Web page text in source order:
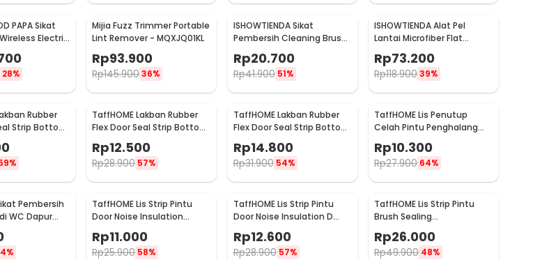
PAPA Sikat
Electric
28%
Mijia Fuzz Trimmer Portable
Lint Remover - MQXJQ01KL
Rp93.900
Rp145.90036%
ISHOWTIENDA Sikat
Pembersih Cleaning Brush
Dispenser Sabun Air -
S0026
Rp20.700
Rp41.900 51%
ISHOWTIENDA Alat Pel
Lantai Microfiber Flat
Flexible Head with Bucket -
FMI60
Rp73.200
Rp118.90039%
Rubber
Strip Bottom
-
TaffHOME Lakban Rubber
Flex Door Seal Strip Bottom
Waterproof 35mmx5M -
TP39
Rp12.500
Rp28.900 57%
TaffHOME Lakban Rubber
Flex Door Seal Strip Bottom
Waterproof 45mmx5M -
TP39
Rp14.800
Rp31.900 54%
TaffHOME Lis Penutup
Celah Pintu Penghalang
Debu Door Bottom Seal 1M
- LQ7
Rp10.300
Rp27.900 64%
Pembersih
WC Dapur
- 8211
TaffHOME Lis Strip Pintu
Door Noise Insulation
Dusting Tape
5Mx9mmx9mm - KK-061
Rp11.000
Rp25.900 58%
TaffHOME Lis Strip Pintu
Door Noise Insulation D
Tape 9x6mm 10M - KK-062
Rp12.600
Rp28.900 57%
TaffHOME Lis Strip Pintu
Brush Sealing
10Mx9mmx15mm - KK-061
Rp26.000
Rp49.900 48%